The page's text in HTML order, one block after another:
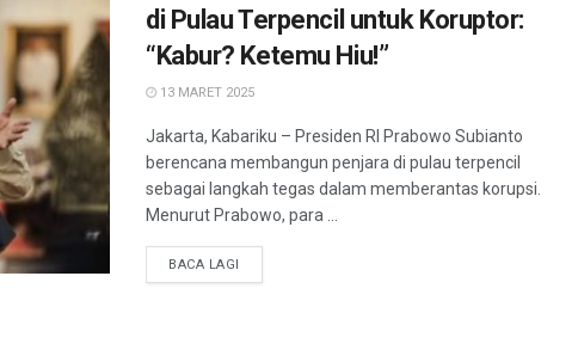
di Pulau Terpencil untuk Koruptor:
“Kabur? Ketemu Hiu!”
13 MARET 2025
Jakarta, Kabariku – Presiden RI Prabowo Subianto
berencana membangun penjara di pulau terpencil
sebagai langkah tegas dalam memberantas korupsi.
Menurut Prabowo, para ...
BACA LAGI